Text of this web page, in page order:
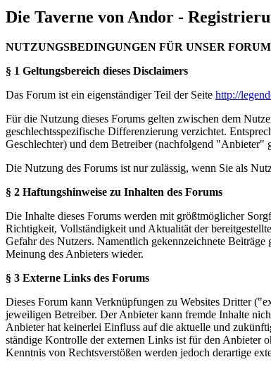
Die Taverne von Andor -
NUTZUNGSBEDINGUNGEN FÜR UNSER FORUM
§ 1 Geltungsbereich dieses Disclaimers
Das Forum ist ein eigenständiger Teil der Seite http://
Für die Nutzung dieses Forums gelten zwischen dem
geschlechtsspezifische Differenzierung verzichtet.
Geschlechter) und dem Betreiber (nachfolgend "Anbieter"
Die Nutzung des Forums ist nur zulässig, wenn Sie als
§ 2 Haftungshinweise zu Inhalten des Forums
Die Inhalte dieses Forums werden mit größtmöglicher
Richtigkeit, Vollständigkeit und Aktualität der
Gefahr des Nutzers. Namentlich gekennzeichnete
Meinung des Anbieters wieder.
§ 3 Externe Links des Forums
Dieses Forum kann Verknüpfungen zu Websites Dritter
jeweiligen Betreiber. Der Anbieter kann fremde Inhalte
Anbieter hat keinerlei Einfluss auf die aktuelle und
ständige Kontrolle der externen Links ist für den Anbieter
Kenntnis von Rechtsverstößen werden jedoch derartige